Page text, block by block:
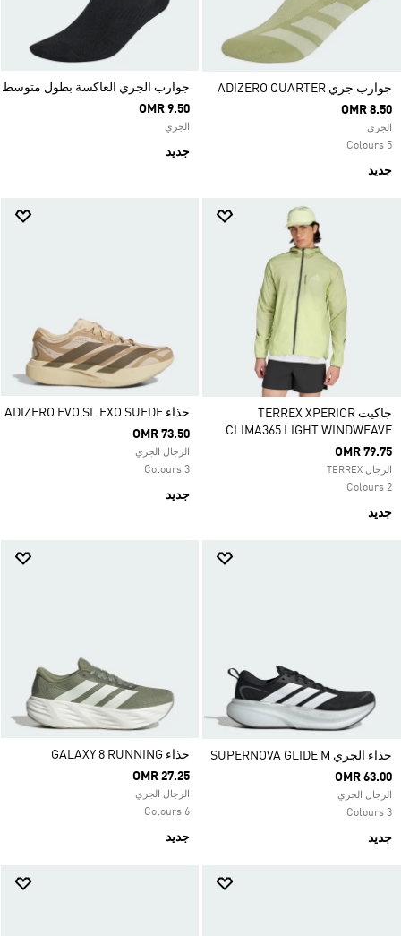
جوارب جري ADIZERO QUARTER
OMR 8.50
الجري
5 Colours
جديد
جوارب الجري العاكسة بطول متوسط
OMR 9.50
الجري
جديد
جاكيت TERREX XPERIOR
CLIMA365 LIGHT WINDWEAVE
OMR 79.75
الرجال TERREX
2 Colours
جديد
حذاء ADIZERO EVO SL EXO SUEDE
OMR 73.50
الرجال الجري
3 Colours
جديد
حذاء الجري SUPERNOVA GLIDE M
OMR 63.00
الرجال الجري
3 Colours
جديد
حذاء GALAXY 8 RUNNING
OMR 27.25
الرجال الجري
6 Colours
جديد